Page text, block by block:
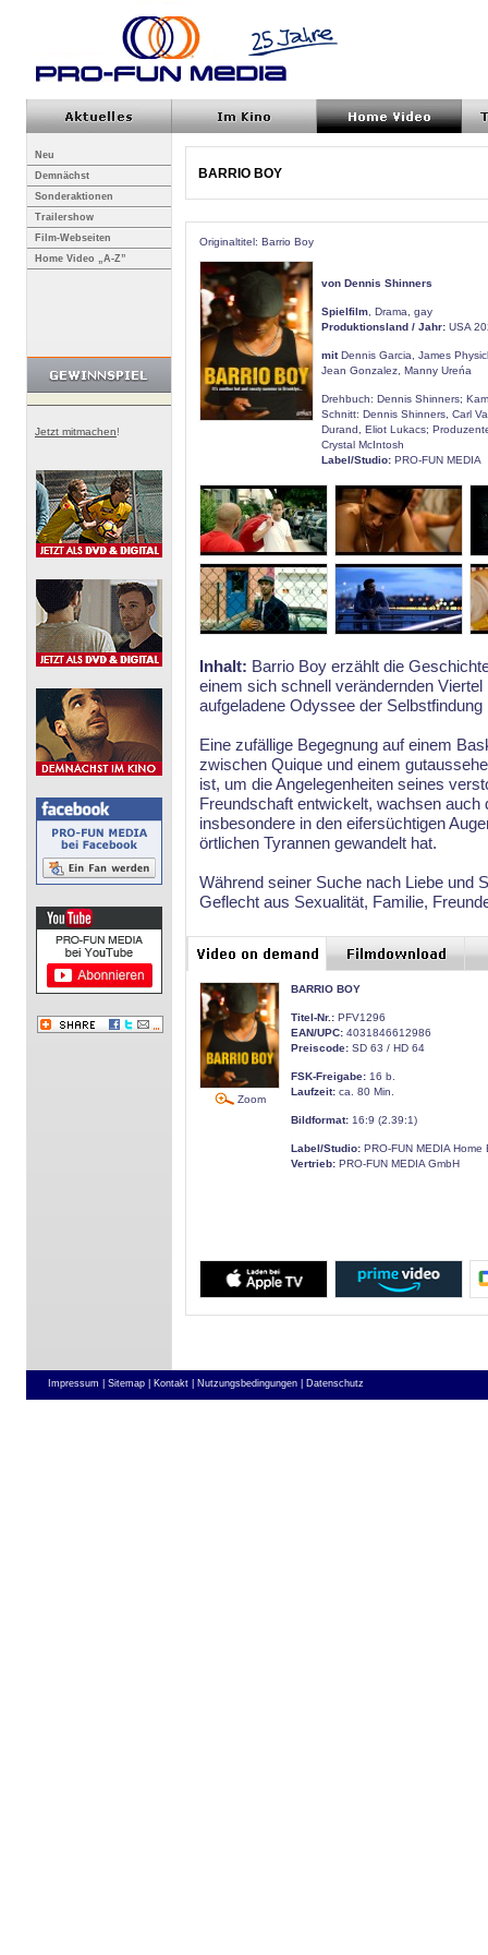
Neu
Demnächst
Sonderaktionen
Trailershow
Film-Webseiten
Home Video „A-Z”
Jetzt mitmachen!
BARRIO BOY
Originaltitel: Barrio Boy
von Dennis Shinners
Spielfilm , Drama, gay
Produktionsland / Jahr: USA
mitDennis Garcia, James
Jean Gonzalez, Manny Ureńa
Drehbuch: Dennis Shinners;
Schnitt: Dennis Shinners, Carl
Durand, Eliot Lukacs;
Crystal McIntosh
Label/Studio: PRO-FUN MEDIA
Inhalt: Barrio Boy erzählt die
einem sich schnell verändernden
aufgeladene Odyssee der Selbstfindung
Eine zufällige Begegnung auf einem
zwischen Quique und einem
ist, um die Angelegenheiten seines
Freundschaft entwickelt, wachsen auch
insbesondere in den eifersüchtigen
örtlichen Tyrannen gewandelt hat.
Während seiner Suche nach Liebe und
Geflecht aus Sexualität, Familie,
Zoom
BARRIO BOY
Titel-Nr.: PFV1296
EAN/UPC: 4031846612986
Preiscode: SD 63 / HD 64
FSK-Freigabe: 16 b.
Laufzeit: ca. 80 Min.
Bildformat: 16:9 (2.39:1)
Label/Studio: PRO-FUN MEDIA Home
Vertrieb: PRO-FUN MEDIA GmbH
Impressum | Sitemap | Kontakt | Nutzungsbedingungen | Datenschutz